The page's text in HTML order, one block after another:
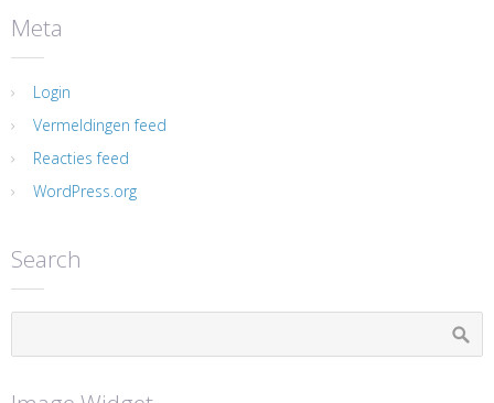
Meta
Login
Vermeldingen feed
Reacties feed
WordPress.org
Search